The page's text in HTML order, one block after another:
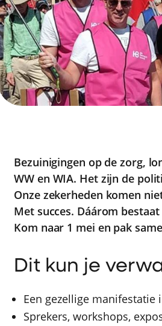
Bezuinigingen op de zorg,
WW en WIA. Het zijn de
Onze zekerheden komen
Met succes. Dáárom
Kom naar 1 mei en pak
Dit kun je
Een gezellige
Sprekers, workshops,